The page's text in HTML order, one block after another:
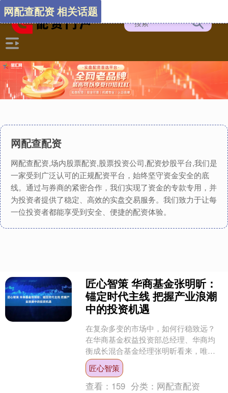
网配查配资
网配查配资,场内股票配资,股票投资公司,配资炒股平台,我们是
一家受到广泛认可的正规配资平台，始终坚守资金安全的底
线。通过与券商的紧密合作，我们实现了资金的专款专用，并
为投资者提供了稳定、高效的实盘交易服务。我们致力于让每
一位投资者都能享受到安全、便捷的配资体验。
网配查配资 相关话题
匠心智策 华商基金张明昕：
锚定时代主线 把握产业浪潮
中的投资机遇
在复杂多变的市场中，如何行稳致远？
在华商基金权益投资部总经理、华商均
衡成长混合基金经理张明昕看来，唯有
锚定价值本质，把握时代主线，方能穿
越市场周期，获得长期可持....
匠心智策
查看： 159 分类： 网配查配资